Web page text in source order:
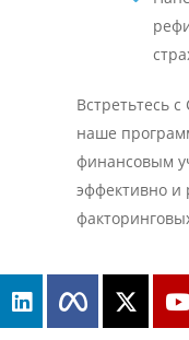
Встретьтесь
наше
финансовым
эффективно и